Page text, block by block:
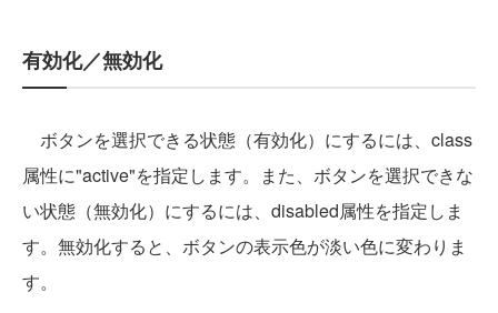
有効化／無効化
ボタンを選択できる状態（有効化）にするには、class
属性に"active"を指定します。また、ボタンを選択できな
い状態（無効化）にするには、disabled属性を指定しま
す。無効化すると、ボタンの表示色が淡い色に変わりま
す。